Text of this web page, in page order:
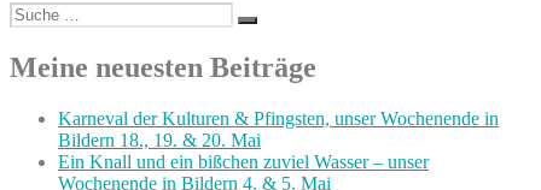
Suche
nach:
Suchen
Meine neuesten Beiträge
Karneval der Kulturen & Pfingsten, unser Wochenende in
Bildern 18., 19. & 20. Mai
Ein Knall und ein bißchen zuviel Wasser – unser
Wochenende in Bildern 4. & 5. Mai